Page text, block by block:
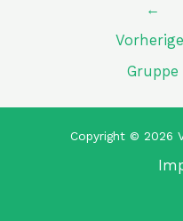
←
Gruppe
Copyright © 2026